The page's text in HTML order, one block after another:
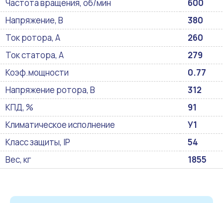
Частота вращения, об/мин
600
Напряжение, В
380
Ток ротора, А
260
Ток статора, А
279
Коэф.мощности
0.77
Напряжение ротора, В
312
КПД, %
91
Климатическое исполнение
У1
Класс защиты, IP
54
Вес, кг
1855